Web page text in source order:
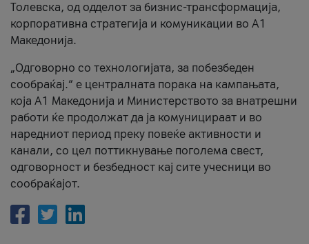
Толевска, од одделот за бизнис-трансформација,
корпоративна стратегија и комуникации во А1
Македонија.
„Одговорно со технологијата, за побезбеден
сообраќај.“ е централната порака на кампањата,
која A1 Македонија и Министерството за внатрешни
работи ќе продолжат да ја комуницираат и во
наредниот период преку повеќе активности и
канали, со цел поттикнување поголема свест,
одговорност и безбедност кај сите учесници во
сообраќајот.